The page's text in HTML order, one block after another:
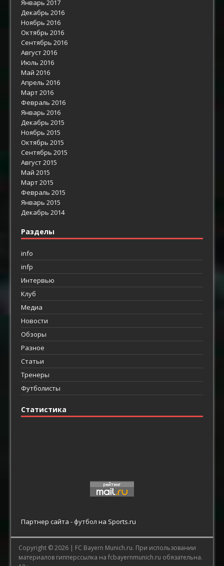
Январь 2017
Декабрь 2016
Ноябрь 2016
Октябрь 2016
Сентябрь 2016
Август 2016
Июль 2016
Май 2016
Апрель 2016
Март 2016
Февраль 2016
Январь 2016
Декабрь 2015
Ноябрь 2015
Октябрь 2015
Сентябрь 2015
Август 2015
Май 2015
Март 2015
Февраль 2015
Январь 2015
Декабрь 2014
Разделы
info
infp
Интервью
Клуб
Медиа
Новости
Обзоры
Разное
Статьи
Тренеры
Футболисты
Статистика
Партнер сайта -футбол на Sports.ru
Copyright © 2026 | FC Bayern Munich.ru. При использовании
материалов гипперссылка на fcbayernmunich.ru обязательна.